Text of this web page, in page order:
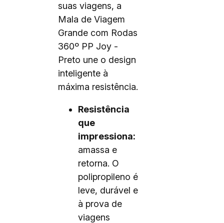
suas viagens, a
Mala de Viagem
Grande com Rodas
360º PP Joy -
Preto une o design
inteligente à
máxima resistência.
Resistência
que
impressiona:
amassa e
retorna. O
polipropileno é
leve, durável e
à prova de
viagens